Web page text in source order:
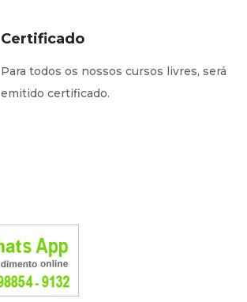
Certificado
Para todos os nossos cursos livres, será
emitido certificado.